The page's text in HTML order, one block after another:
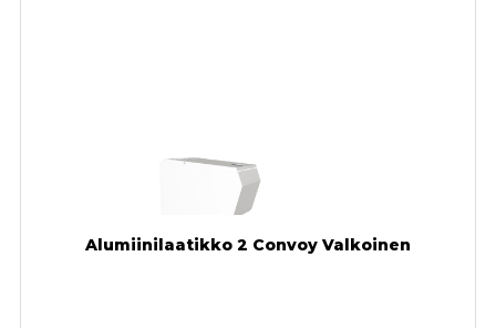
Alumiinilaatikko 2 Convoy Valkoinen